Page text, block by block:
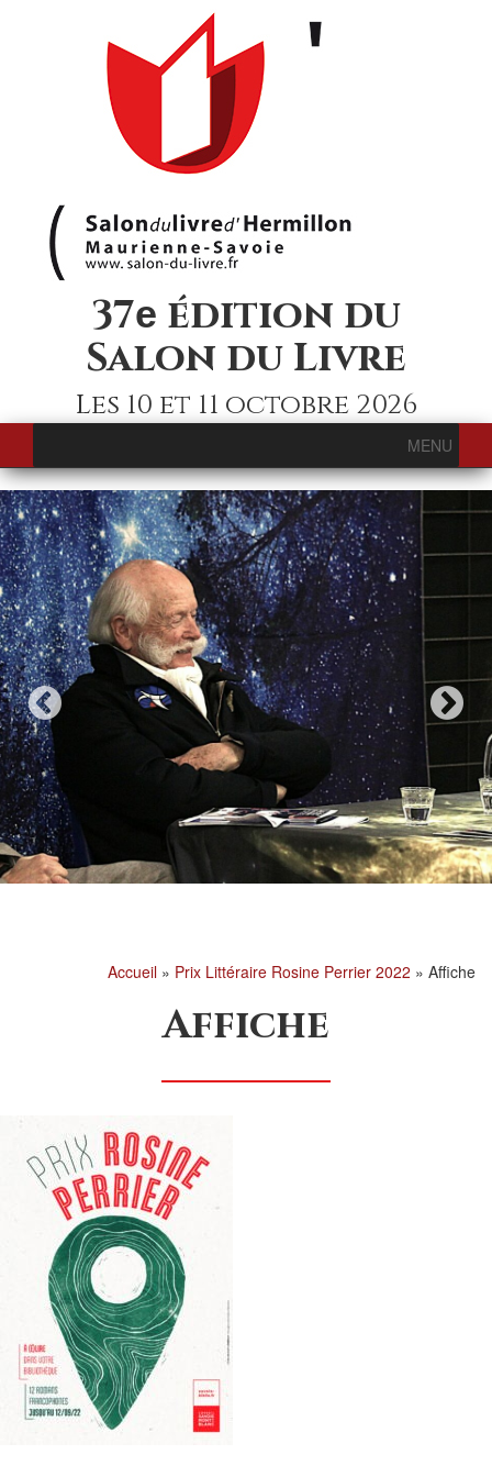
37e édition du
Salon du Livre
Les 10 et 11 octobre 2026
MENU
Accueil » Prix Littéraire Rosine Perrier 2022 » Affiche
Affiche